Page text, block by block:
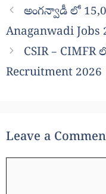
అంగన్వాడీ లో
Anaganwadi
CSIR –
Recruitment
Leave a